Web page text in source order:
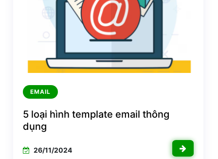
EMAIL
5 loại hình template email thông
dụng
26/11/2024